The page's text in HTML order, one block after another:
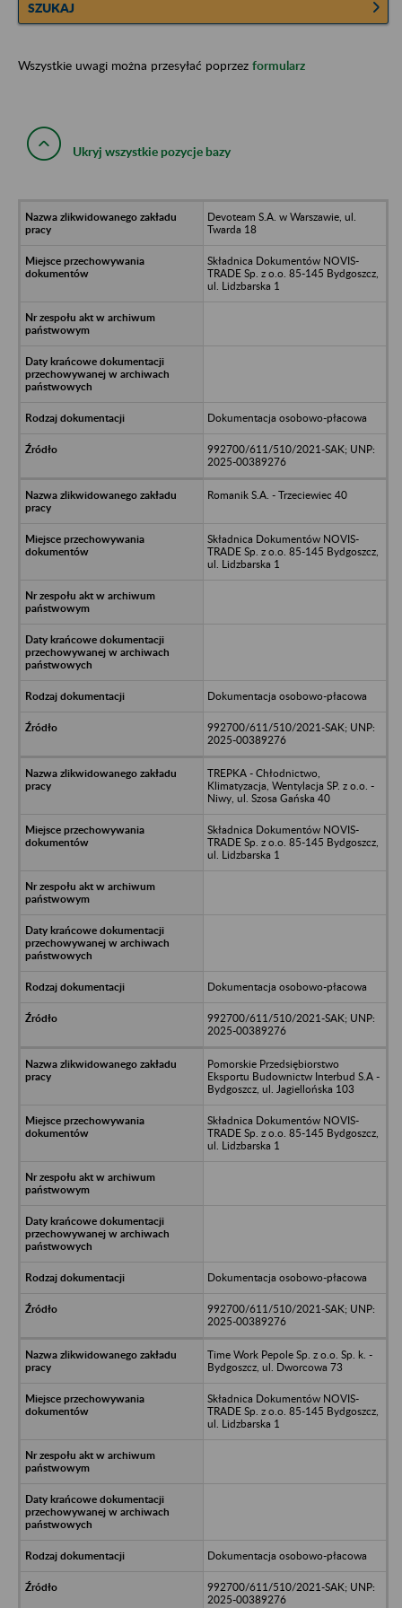
SZUKAJ
Wszystkie uwagi można przesyłać poprzez formularz
Ukryj wszystkie pozycje bazy
Devoteam S.A. w Warszawie, ul.
Twarda 18
Składnica Dokumentów NOVIS-
TRADE Sp. z o.o. 85-145 Bydgoszcz,
ul. Lidzbarska 1
Dokumentacja osobowo-płacowa
992700/611/510/2021-SAK; UNP:
2025-00389276
Romanik S.A. - Trzeciewiec 40
Składnica Dokumentów NOVIS-
TRADE Sp. z o.o. 85-145 Bydgoszcz,
ul. Lidzbarska 1
Dokumentacja osobowo-płacowa
992700/611/510/2021-SAK; UNP:
2025-00389276
TREPKA - Chłodnictwo,
Klimatyzacja, Wentylacja SP. z o.o. -
Niwy, ul. Szosa Gańska 40
Składnica Dokumentów NOVIS-
TRADE Sp. z o.o. 85-145 Bydgoszcz,
ul. Lidzbarska 1
Dokumentacja osobowo-płacowa
992700/611/510/2021-SAK; UNP:
2025-00389276
Pomorskie Przedsiębiorstwo
Eksportu Budownictw Interbud S.A -
Bydgoszcz, ul. Jagiellońska 103
Składnica Dokumentów NOVIS-
TRADE Sp. z o.o. 85-145 Bydgoszcz,
ul. Lidzbarska 1
Dokumentacja osobowo-płacowa
992700/611/510/2021-SAK; UNP:
2025-00389276
Time Work Pepole Sp. z o.o. Sp. k. -
Bydgoszcz, ul. Dworcowa 73
Składnica Dokumentów NOVIS-
TRADE Sp. z o.o. 85-145 Bydgoszcz,
ul. Lidzbarska 1
Dokumentacja osobowo-płacowa
992700/611/510/2021-SAK; UNP:
2025-00389276